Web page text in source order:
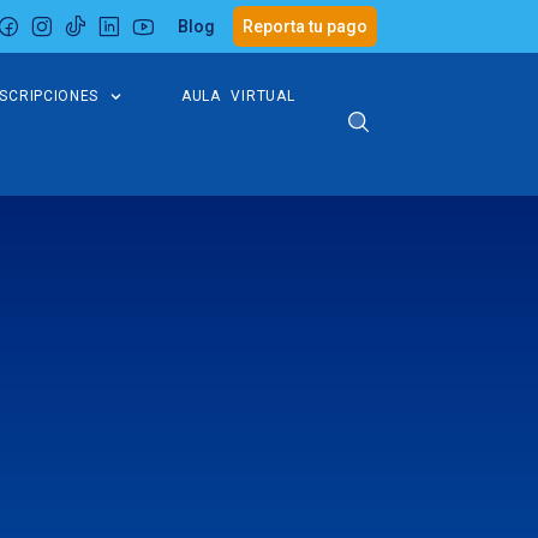
Blog Reporta tu pago
AULA VIRTUAL